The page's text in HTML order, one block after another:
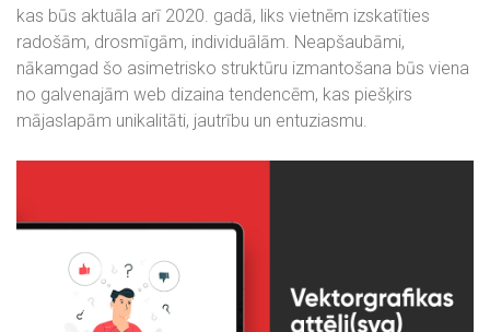
kas būs aktuāla arī 2020. gadā, liks vietnēm izskatīties
radošām, drosmīgām, individuālām. Neapšaubāmi,
nākamgad šo asimetrisko struktūru izmantošana būs viena
no galvenajām web dizaina tendencēm, kas piešķirs
mājaslapām unikalitāti, jautrību un entuziasmu.